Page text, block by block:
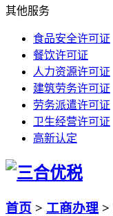
其他服务
食品安全许可证
餐饮许可证
人力资源许可证
建筑劳务许可证
劳务派遣许可证
卫生经营许可证
高新认定
首页 > 工商办理 >